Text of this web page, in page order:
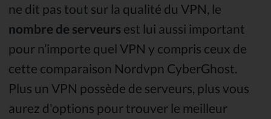
ne dit pas tout sur la qualité du VPN, le
nombre de serveurs est lui aussi important
pour n’importe quel VPN y compris ceux de
cette comparaison Nordvpn CyberGhost.
Plus un VPN possède de serveurs, plus vous
aurez d'options pour trouver le meilleur